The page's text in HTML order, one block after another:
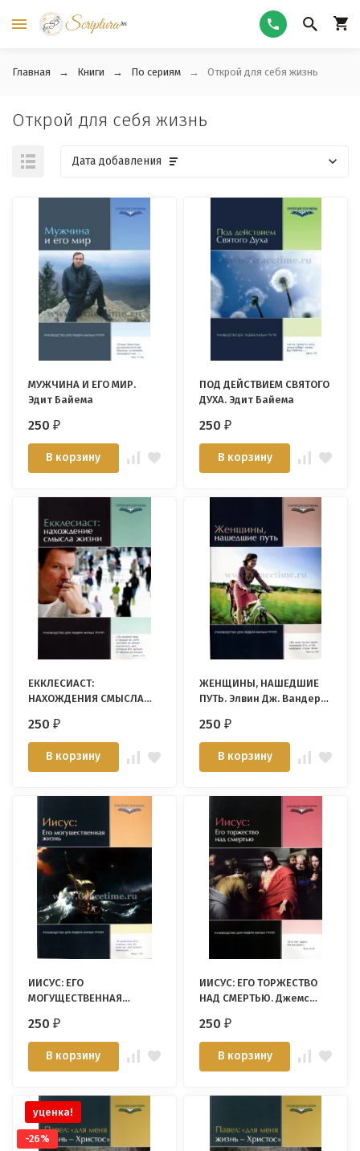
Главная Книги По сериям Открой для себя жизнь
Открой для себя жизнь
Дата добавления
МУЖЧИНА И ЕГО МИР.
Эдит Байема
250₽
В корзину
ПОД ДЕЙСТВИЕМ СВЯТОГО
ДУХА. Эдит Байема
250₽
В корзину
ЕККЛЕСИАСТ:
НАХОЖДЕНИЯ СМЫСЛА
250₽
В корзину
ЖЕНЩИНЫ, НАШЕДШИЕ
ПУТЬ. Элвин Дж. Вандер
250₽
В корзину
ИИСУС: ЕГО
МОГУЩЕСТВЕННАЯ
250₽
В корзину
ИИСУС: ЕГО ТОРЖЕСТВО
НАД СМЕРТЬЮ. Джемс
250₽
В корзину
уценка!
-26%